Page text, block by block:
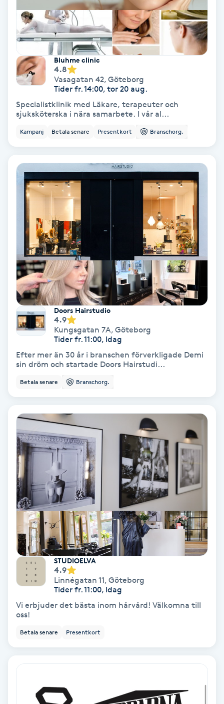
Läpptatuering
Makeup
Medicinsk massage
Meditation
Medium
Megavolymfransar
Melasma
Mesoterapi
MicroPen
Microshading
Nagelförlängning
Nagelförlängning akryl
Nagelförlängning gelé
Nagelförlängning glasfiber
Nagelförlängning silke
Nagelförstärkning
Nagelklippning
Nageltrång
Nagelvård
Bluhme clinic
4.8
Vasagatan 42, Göteborg
Tider fr. 14:00, tor 20 aug.
Specialistklinik med Läkare, terapeuter och
sjuksköterska i nära samarbete. I vår al...
Kampanj Betala senare Presentkort Branschorg.
Doors Hairstudio
4.9
Kungsgatan 7A, Göteborg
Tider fr. 11:00, Idag
Efter mer än 30 år i branschen förverkligade Demi
sin dröm och startade Doors Hairstudi...
Betala senare Branschorg.
STUDIOELVA
4.9
Linnégatan 11, Göteborg
Tider fr. 11:00, Idag
Vi erbjuder det bästa inom hårvård! Välkomna till
oss!
Betala senare Presentkort